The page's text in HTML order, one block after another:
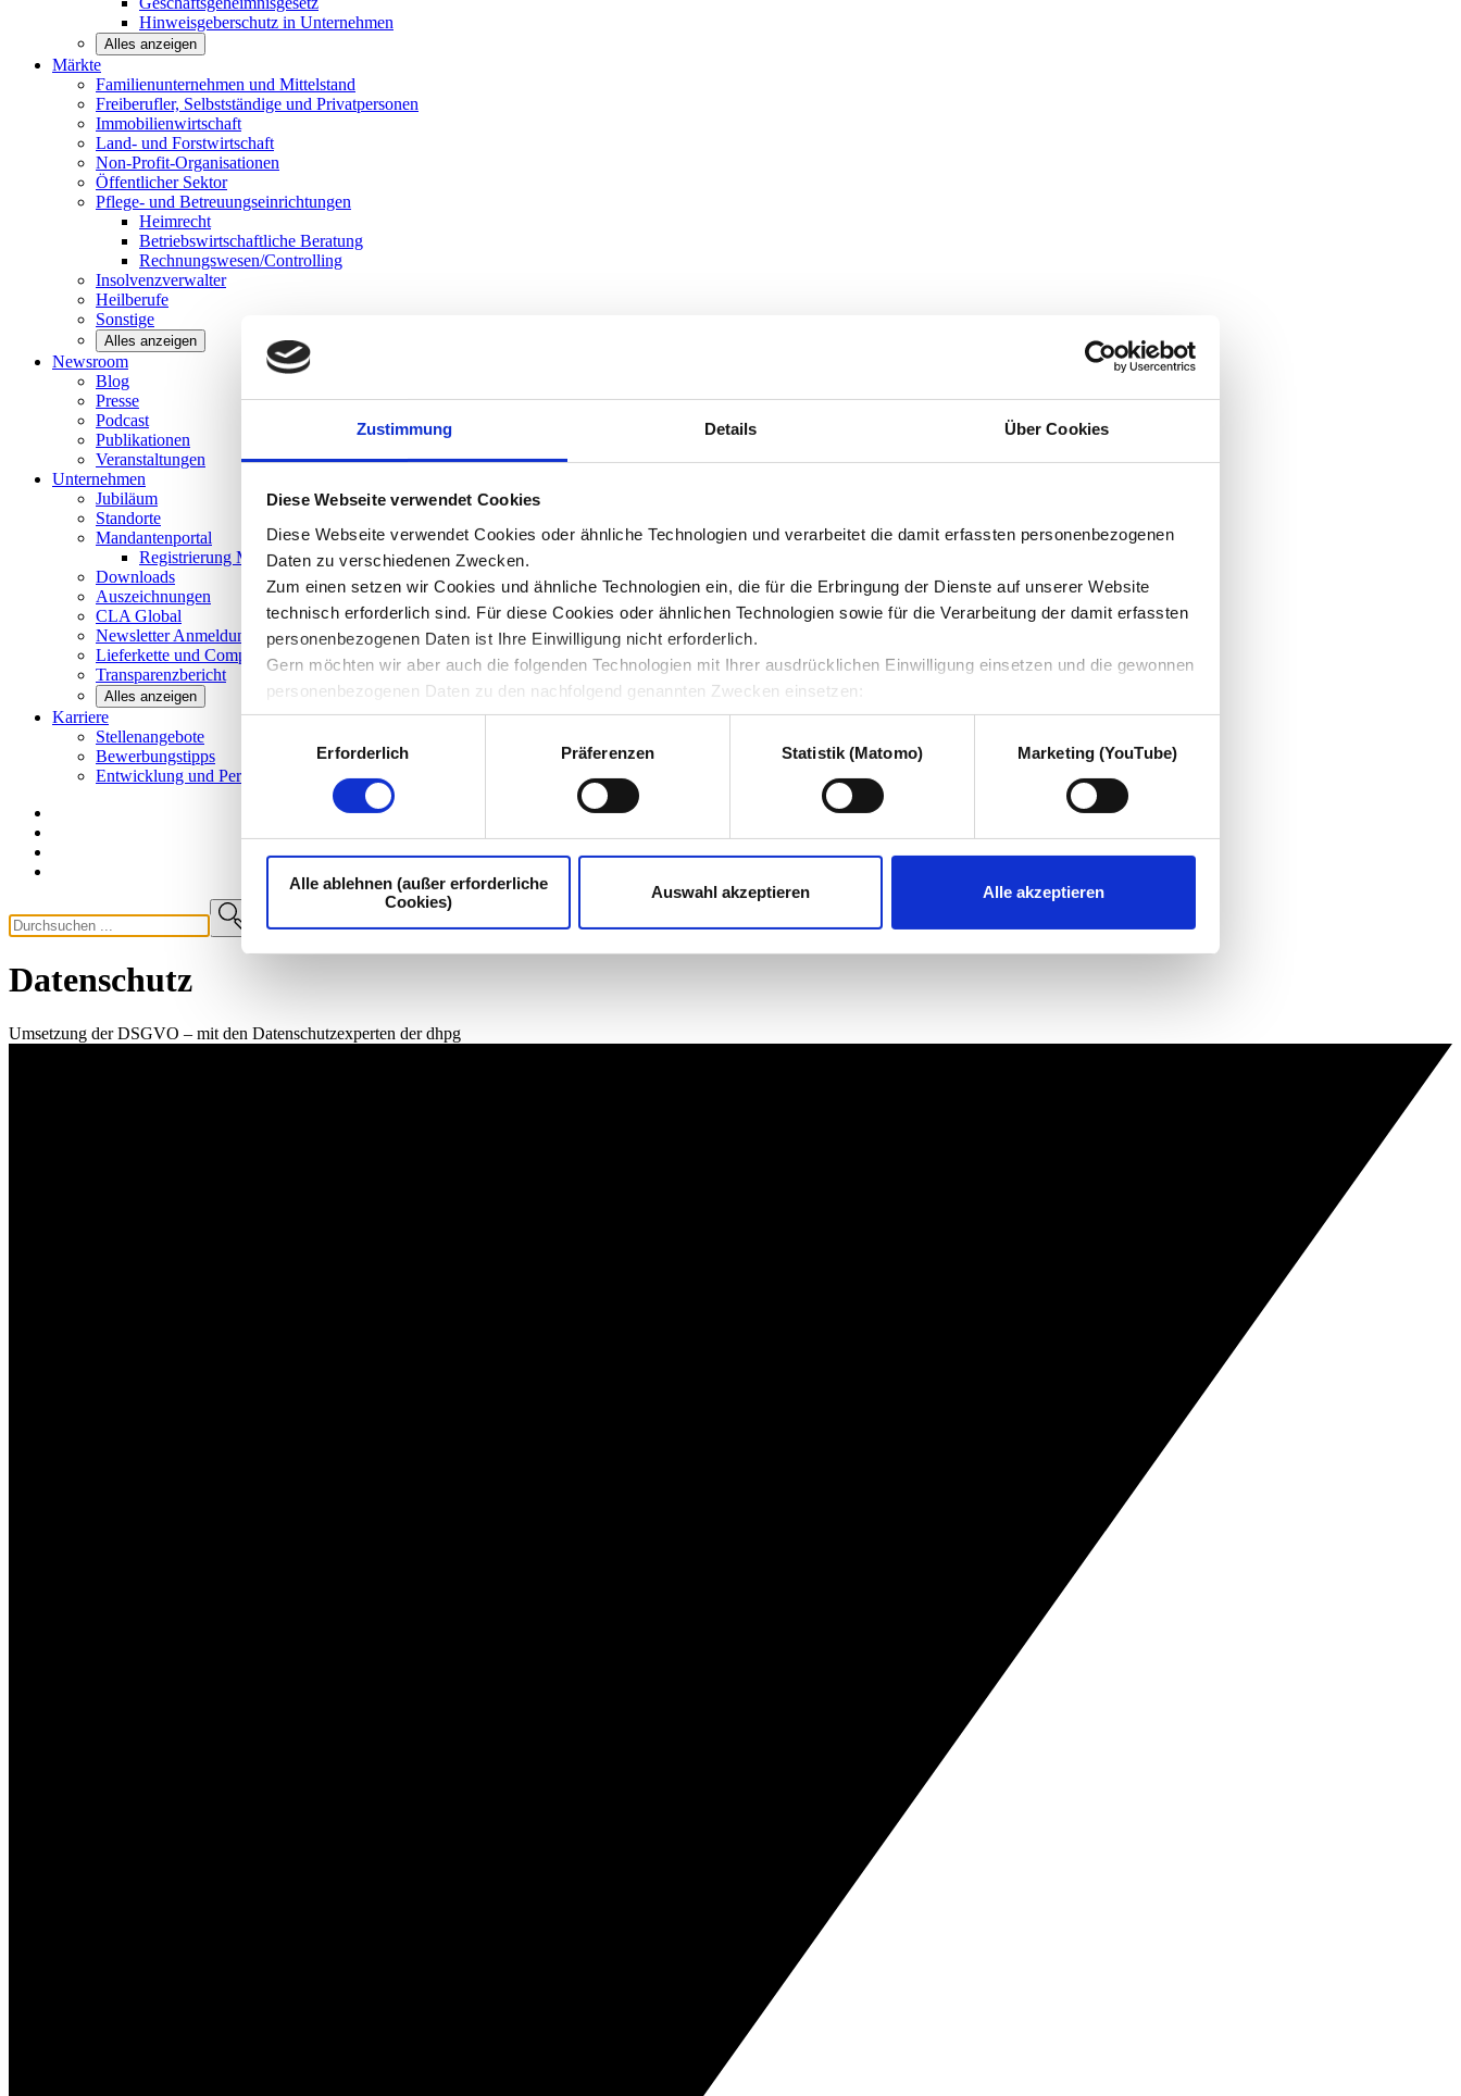
Zustimmung Details Über Cookies
Diese Webseite verwendet Cookies
Diese Webseite verwendet Cookies oder ähnliche Technologien und verarbeitet die damit erfassten personenbezogenen
Daten zu verschiedenen Zwecken.
Zum einen setzen wir Cookies und ähnliche Technologien ein, die für die Erbringung der Dienste auf unserer Website
technisch erforderlich sind. Für diese Cookies oder ähnlichen Technologien sowie für die Verarbeitung der damit erfassten
personenbezogenen Daten ist Ihre Einwilligung nicht erforderlich.
Gern möchten wir aber auch die folgenden Technologien mit Ihrer ausdrücklichen Einwilligung einsetzen und die gewonnen
personenbezogenen Daten zu den nachfolgend genannten Zwecken einsetzen:
Erforderlich
Präferenzen Statistik (Matomo) Marketing (YouTube)
Alle ablehnen (außer erforderliche
Cookies)
Auswahl akzeptieren Alle akzeptieren
Hinweisgeberschutz in Unternehmen
Alles anzeigen
Märkte
Familienunternehmen und Mittelstand
Freiberufler, Selbstständige und Privatpersonen
Immobilienwirtschaft
Land- und Forstwirtschaft
Non-Profit-Organisationen
Öffentlicher Sektor
Pflege- und Betreuungseinrichtungen
Heimrecht
Betriebswirtschaftliche Beratung
Rechnungswesen/Controlling
Insolvenzverwalter
Heilberufe
Sonstige
Alles anzeigen
Newsroom
Blog
Presse
Podcast
Publikationen
Veranstaltungen
Unternehmen
Jubiläum
Standorte
Mandantenportal
Registrierung Mandantenportal
Downloads
Auszeichnungen
CLA Global
NewsletterAnmeldung
Lieferkette und Compliance
Transparenzbericht
Alles anzeigen
Karriere
Stellenangebote
Bewerbungstipps
Entwicklung und Perspektiven
Datenschutz
Umsetzung der DSGVO – mit den Datenschutzexperten der dhpg